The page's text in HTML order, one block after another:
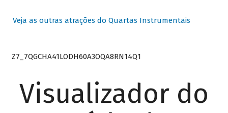
Veja as outras atrações do Quartas Instrumentais
Z7_7QGCHA41LODH60A3OQA8RN14Q1
Visualizador do